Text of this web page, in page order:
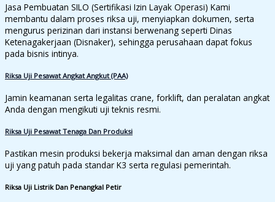
Jasa Pembuatan SILO (Sertifikasi Izin Layak Operasi) Kami
membantu dalam proses riksa uji, menyiapkan dokumen, serta
mengurus perizinan dari instansi berwenang seperti Dinas
Ketenagakerjaan (Disnaker), sehingga perusahaan dapat fokus
pada bisnis intinya.
Riksa Uji Pesawat Angkat Angkut (PAA)
Jamin keamanan serta legalitas crane, forklift, dan peralatan angkat
Anda dengan mengikuti uji teknis resmi.
Riksa Uji Pesawat Tenaga Dan Produksi
Pastikan mesin produksi bekerja maksimal dan aman dengan riksa
uji yang patuh pada standar K3 serta regulasi pemerintah.
Riksa Uji Listrik Dan Penangkal Petir